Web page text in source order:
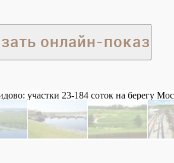
онлайн-показ